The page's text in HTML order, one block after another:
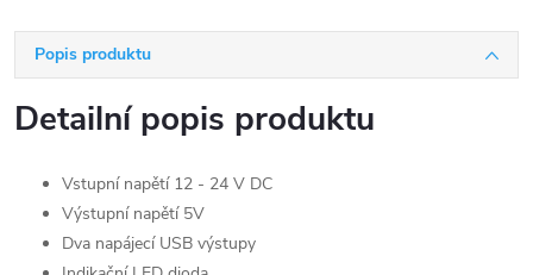
Popis produktu
Detailní popis produktu
Vstupní napětí 12 - 24 V DC
Výstupní napětí 5V
Dva napájecí USB výstupy